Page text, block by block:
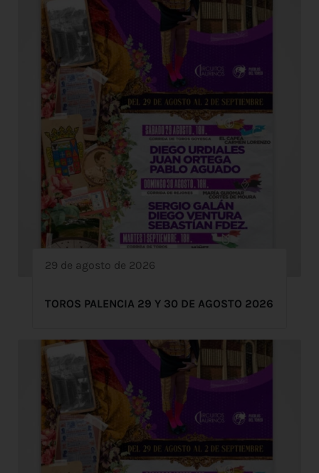
29 de agosto de 2026
TOROS PALENCIA 29 Y 30 DE AGOSTO 2026